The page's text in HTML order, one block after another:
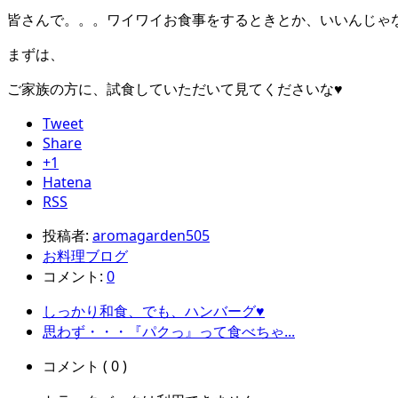
皆さんで。。。ワイワイお食事をするときとか、いいんじゃ
まずは、
ご家族の方に、試食していただいて見てくださいな♥
Tweet
Share
+1
Hatena
RSS
投稿者: aromagarden505
お料理ブログ
コメント: 0
しっかり和食、でも、ハンバーグ♥
思わず・・・『パクっ』って食べちゃ...
コメント ( 0 )